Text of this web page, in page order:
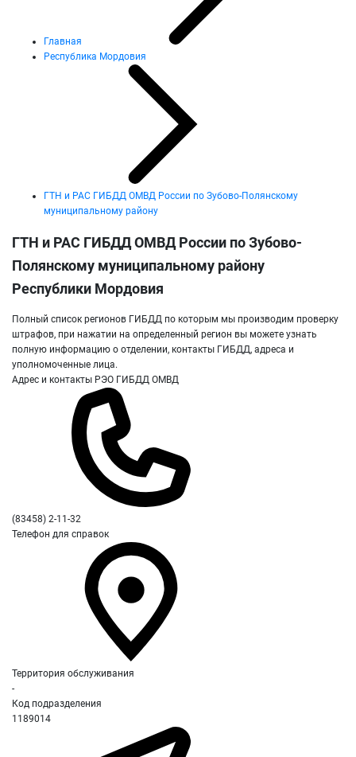
Главная
Республика Мордовия
ГТН и РАС ГИБДД ОМВД России по Зубово-Полянскому
муниципальному району
ГТН и РАС ГИБДД ОМВД России по Зубово-
Полянскому муниципальному району
Республики Мордовия
Полный список регионов ГИБДД по которым мы производим проверку
штрафов, при нажатии на определенный регион вы можете узнать
полную информацию о отделении, контакты ГИБДД, адреса и
уполномоченные лица.
Адрес и контакты РЭО ГИБДД ОМВД
(83458) 2-11-32
Телефон для справок
Территория обслуживания
-
Код подразделения
1189014